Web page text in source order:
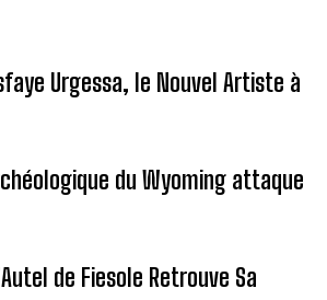
Urgessa, le Nouvel Artiste à
du Wyoming attaque
de Fiesole Retrouve Sa